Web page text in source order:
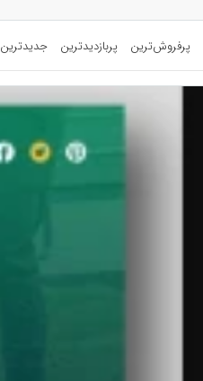
پرفروش‌ترین پربازدیدترین جدیدترین